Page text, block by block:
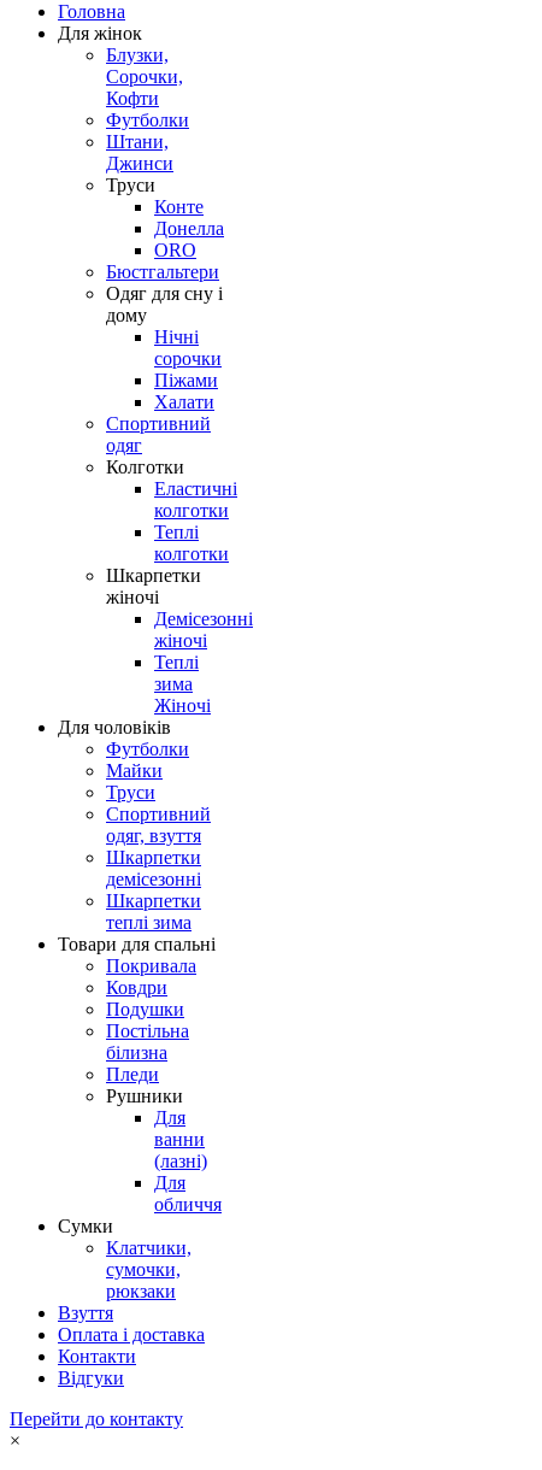
Головна
Для жінок
Блузки,
Сорочки,
Кофти
Футболки
Штани,
Джинси
Труси
Конте
Донелла
ORO
Бюстгальтери
Одяг для сну і
дому
Нічні
сорочки
Піжами
Халати
Спортивний
одяг
Колготки
Еластичні
колготки
Теплі
колготки
Шкарпетки
жіночі
Демісезонні
жіночі
Теплі
зима
Жіночі
Для чоловіків
Футболки
Майки
Труси
Спортивний
одяг, взуття
Шкарпетки
демісезонні
Шкарпетки
теплі зима
Товари для спальні
Покривала
Ковдри
Подушки
Постільна
білизна
Пледи
Рушники
Для
ванни
(лазні)
Для
обличчя
Сумки
Клатчики,
сумочки,
рюкзаки
Взуття
Оплата і доставка
Контакти
Відгуки
Перейти до контакту
×